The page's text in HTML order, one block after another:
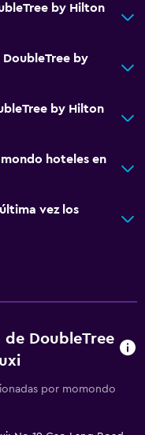
by Hilton
by
by Hilton
hoteles en
vez los
DoubleTree
por momondo